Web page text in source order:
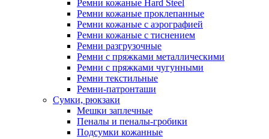
Ремни кожаные Hard Steel
Ремни кожаные проклепанные
Ремни кожаные с аэрографией
Ремни кожаные с тиснением
Ремни разгрузочные
Ремни с пряжками металлическими
Ремни с пряжками чугунными
Ремни текстильные
Ремни-патронташи
Сумки, рюкзаки
Мешки заплечные
Пеналы и пеналы-гробики
Подсумки кожанные